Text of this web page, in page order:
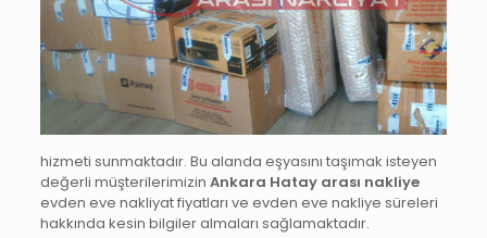
hizmeti sunmaktadır. Bu alanda eşyasını taşımak isteyen
değerli müşterilerimizin Ankara Hatay arası nakliye
evden eve nakliyat fiyatları ve evden eve nakliye süreleri
hakkında kesin bilgiler almaları sağlamaktadır.